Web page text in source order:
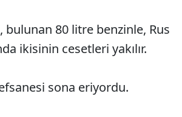
bulunan 80 litre benzinle, Rus
ikisinin cesetleri yakılır.
sona eriyordu.